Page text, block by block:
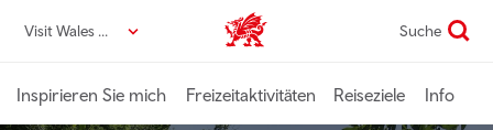
zumVisit Wales DE VisitWales home Suche
Inspirieren Sie mich Freizeitaktivitäten Reiseziele Info